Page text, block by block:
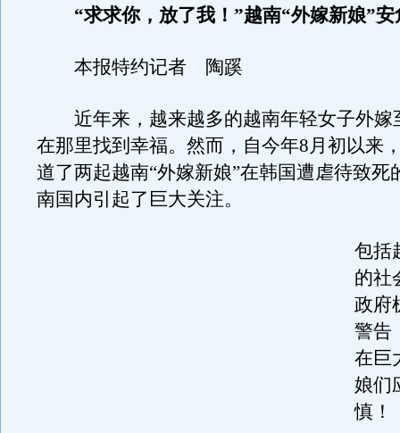
“求求你，放了我！”越南“外嫁新娘”安
本报特约记者 陶蹊
近年来，越来越多的越南年轻女子外嫁
在那里找到幸福。然而，自今年8月初以来
道了两起越南“外嫁新娘”在韩国遭虐待致死
南国内引起了巨大关注。
包括
的社
政府
警告
在巨
娘们
慎！